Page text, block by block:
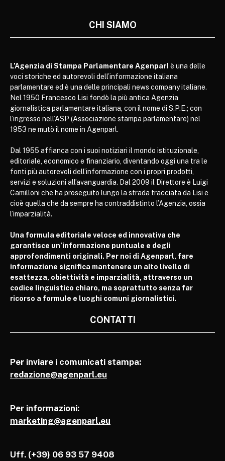
CHI SIAMO
L’Agenzia di Stampa Parlamentare Agenparl è una delle
voci storiche ed autorevoli dell’informazione italiana
parlamentare ed è una delle principali news company italiane.
Nel 1950 Francesco Lisi fondò la più antica Agenzia
giornalistica parlamentare italiana, con il nome di S.P.E.; con
l’ingresso nell’ASP (Associazione stampa parlamentare) nel
1953 ne mutò il nome in Agenparl.
Dal 1955 affianca con i suoi notiziari il mondo istituzionale,
editoriale, economico e finanziario, diventando oggi una tra le
fonti più autorevoli dell’informazione con i propri prodotti,
servizi e soluzioni all’avanguardia. Dal 2009 il Direttore è Luigi
Camilloni che ha proseguito lungo la strada tracciata da Lisi e
cioè quella che da sempre ha contraddistinto l’Agenzia, ossia
l’imparzialità.
Una formula editoriale veloce ed innovativa che
garantisce un’informazione puntuale e degli
approfondimenti originali. Per noi di Agenparl, fare
informazione significa mantenere un alto livello di
esattezza, obiettività e imparzialità, attraverso un
codice linguistico chiaro, ma soprattutto senza far
ricorso a formule e luoghi comuni giornalistici.
CONTATTI
Per inviare i comunicati stampa:
redazione@agenparl.eu
Per informazioni:
marketing@agenparl.eu
Uff. (+39) 06 93 57 9408